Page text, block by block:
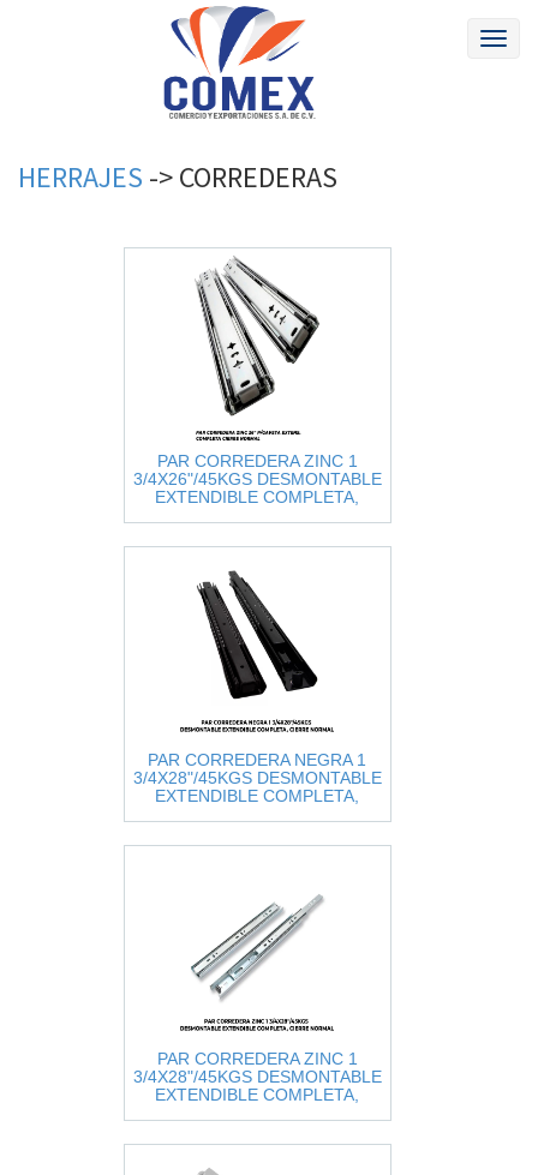
HERRAJES ->CORREDERAS
PAR CORREDERA ZINC 1
3/4X26"/45KGS DESMONTABLE
EXTENDIBLE COMPLETA,
PAR CORREDERA NEGRA 1
3/4X28"/45KGS DESMONTABLE
EXTENDIBLE COMPLETA,
PAR CORREDERA ZINC 1
3/4X28"/45KGS DESMONTABLE
EXTENDIBLE COMPLETA,